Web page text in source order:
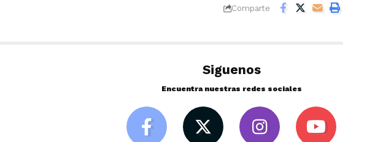
Comparte
Siguenos
Encuentra nuestras redes sociales